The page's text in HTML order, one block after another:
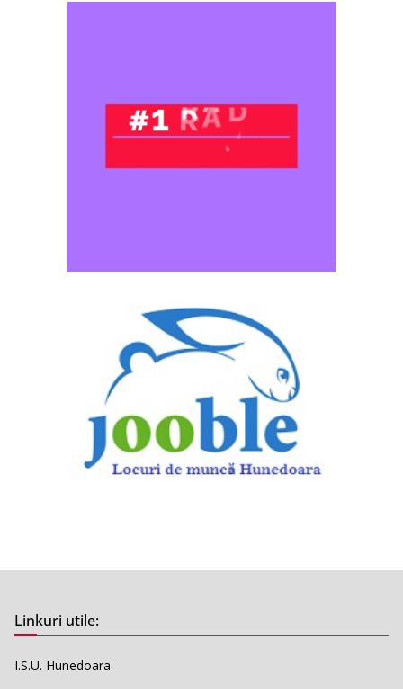
Linkuri utile:
I.S.U. Hunedoara